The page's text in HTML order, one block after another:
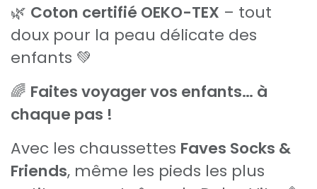
🌿 Coton certifié OEKO-TEX – tout
doux pour la peau délicate des
enfants 💚
🌈 Faites voyager vos enfants… à
chaque pas !
Avec les chaussettes Faves Socks &
Friends, même les pieds les plus